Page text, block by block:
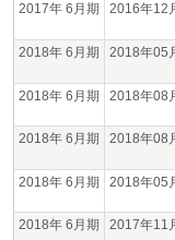
2017年 6月期
2016年12
2018年 6月期 2018年05
2018年 6月期 2018年08
2018年 6月期 2018年08
2018年 6月期 2018年05
2018年 6月期 2017年11